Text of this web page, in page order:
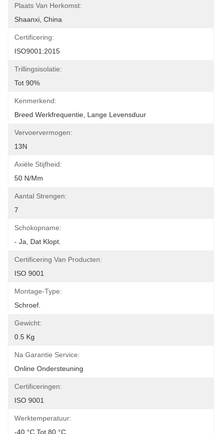
Plaats Van Herkomst:
Shaanxi, China
Certificering:
ISO9001:2015
Trillingsisolatie:
Tot 90%
Kenmerkend:
Breed Werkfrequentie, Lange Levensduur
Vervoervermogen:
13N
Axiële Stijfheid:
50 N/mm
Aantal Strengen:
7
Schokopname:
- Ja, Dat Klopt.
Certificering Van Producten:
ISO 9001
Montage-Type:
Schroef.
Gewicht:
0.5 Kg
Na Garantie Service:
Online Ondersteuning
Certificeringen:
ISO 9001
Werktemperatuur:
-40 °C Tot 80 °C